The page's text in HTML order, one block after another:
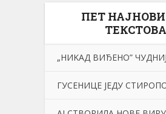
ПЕТ
ТЕКСТОВА
„НИKАД ВИЂЕНО”
ГУСЕНИЦЕ ЈЕДУ